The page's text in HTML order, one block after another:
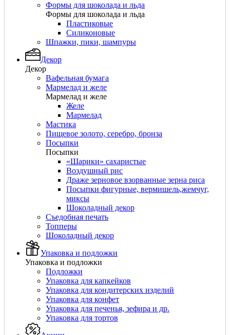
Формы для шоколада и льда
Формы для шоколада и льда
Пластиковые
Силиконовые
Шпажки, пики, шампуры
Декор
Декор
Вафельная бумага
Мармелад и желе
Мармелад и желе
Желе
Мармелад
Мастика
Пищевое золото, серебро, бронза
Посыпки
Посыпки
«Шарики» сахаристые
Воздушный рис
Драже зерновое взорванные зерна риса
Посыпки фигурные, вермишель,жемчуг,
миксы
Шоколадный декор
Съедобная печать
Топперы
Шоколадный декор
Упаковка и подложки
Упаковка и подложки
Подложки
Упаковка для капкейков
Упаковка для кондитерских изделий
Упаковка для конфет
Упаковка для печенья, зефира и др.
Упаковка для тортов